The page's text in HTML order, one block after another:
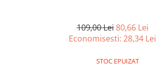
109,00 Lei 80,66 Lei
Economisesti: 28,34 Lei
STOC EPUIZAT